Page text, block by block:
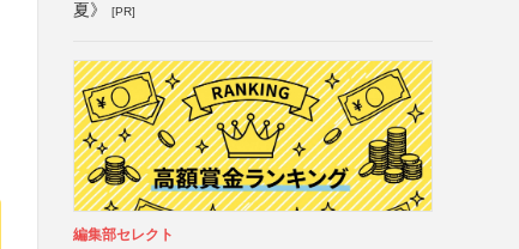
夏》
[PR]
編集部セレクト